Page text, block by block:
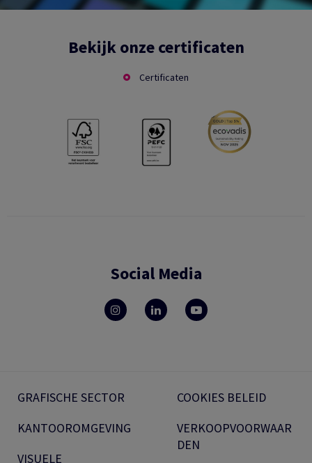
Bekijk onze certificaten
Certificaten
Social Media
GRAFISCHE SECTOR
KANTOOROMGEVING
VISUELE
COOKIES BELEID
VERKOOPVOORWAAR
DEN